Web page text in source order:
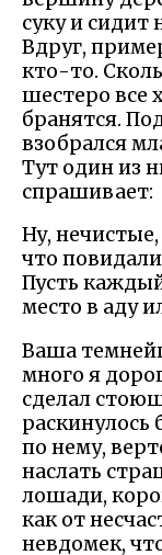
суку и сидит
Вдруг,
кто-то.
шестеро все
бранятся.
взобрался
Тут один из
спрашивает:
Ну,
что
Пусть
место в аду
Ваша
много я
сделал
раскинулось
по нему,
наслать
лошади,
как от
невдомек,